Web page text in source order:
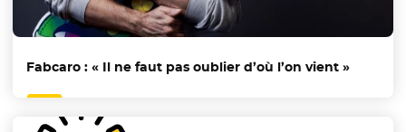
Fabcaro : « Il ne faut pas oublier d’où l’on vient »